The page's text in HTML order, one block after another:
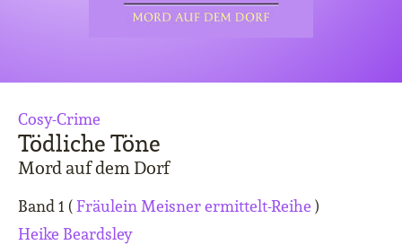
Tödliche Töne
Mord auf dem Dorf
Band 1 (Fräulein Meisner ermittelt-Reihe )
Heike Beardsley
Cosy-Crime